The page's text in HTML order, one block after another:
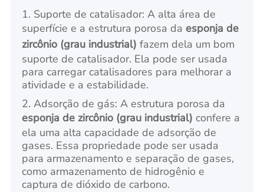
1. Suporte de catalisador: A alta área de
superfície e a estrutura porosa da esponja de
zircônio (grau industrial) fazem dela um bom
suporte de catalisador. Ela pode ser usada
para carregar catalisadores para melhorar a
atividade e a estabilidade.
2. Adsorção de gás: A estrutura porosa da
esponja de zircônio (grau industrial) confere a
ela uma alta capacidade de adsorção de
gases. Essa propriedade pode ser usada
para armazenamento e separação de gases,
como armazenamento de hidrogênio e
captura de dióxido de carbono.